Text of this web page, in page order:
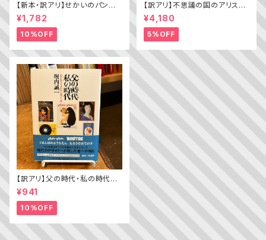
【新本・訳アリ】せかいのパン
ちきゅうのパン（普及版 かこさ
¥1,782
10%OFF
【訳アリ】不思議の国のアリス（A
lice’s Adventures in WOND
ERLAND）
¥4,180
5%OFF
【訳アリ】父の時代・私の時代
─わがエディトリアル・デザイン
史
¥941
10%OFF